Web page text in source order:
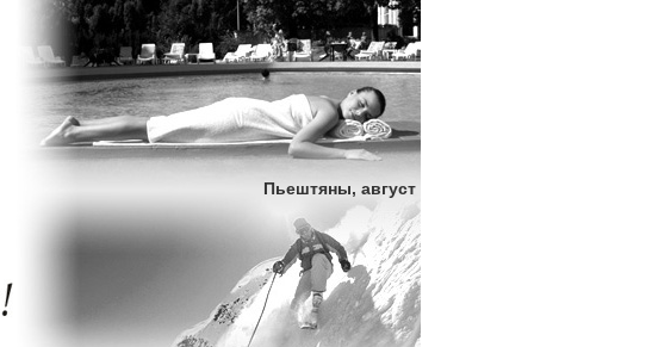
Пьештяны, август